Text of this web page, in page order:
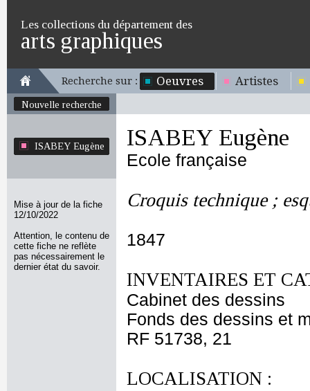
Les collections du département des
arts graphiques
Recherche sur : Oeuvres Artistes
Nouvelle recherche
ISABEY Eugène
Mise à jour de la fiche
12/10/2022
Attention, le contenu de
cette fiche ne reflète
pas nécessairement le
dernier état du savoir.
ISABEY Eugène
Ecole française
Croquis technique ;
1847
INVENTAIRES ET
Cabinet des dessins
Fonds des dessins et
RF 51738, 21
LOCALISATION :